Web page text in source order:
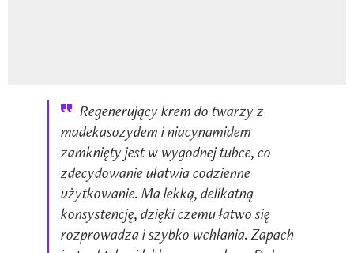
Regenerujący krem do twarzy z
madekasozydem i niacynamidem
zamknięty jest w wygodnej tubce, co
zdecydowanie ułatwia codzienne
użytkowanie. Ma lekką, delikatną
konsystencję, dzięki czemu łatwo się
rozprowadza i szybko wchłania. Zapach